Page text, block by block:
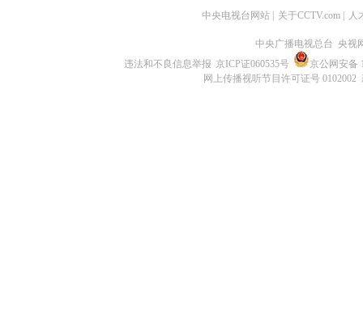
中央电视台网站 关于CCTV.com 人
中央广播电视总台 央视
违法和不良信息举报 京ICP证060535号
京公网安备
网上传播视听节目许可证号 0102002